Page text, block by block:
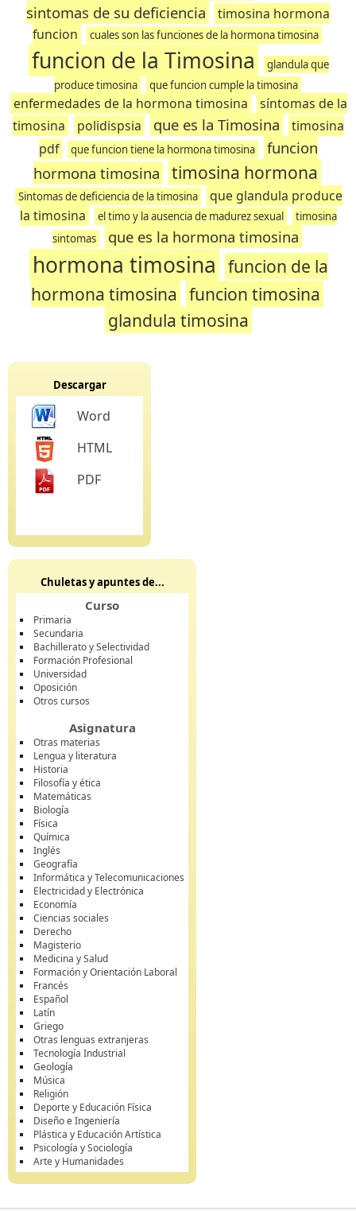
sintomas de su deficiencia
timosina hormona
funcion
cuales son las funciones de la hormona timosina
funcion de la Timosina
glandula que
produce timosina
que funcion cumple la timosina
enfermedades de la hormona timosina
síntomas de la
timosina
polidispsia que es la Timosina
timosina
pdf
que funcion tiene la hormona timosina
funcion
hormona timosina
timosina hormona
Sintomas de deficiencia de la timosina
que glandula produce
la timosina
el timo y la ausencia de madurez sexual
timosina
sintomas
que es la hormona timosina
hormona timosina funcion de la
hormona timosina funcion timosina
glandula timosina
Descargar
Word
HTML
PDF
Chuletas y apuntes de...
Curso
Primaria
Secundaria
Bachillerato y Selectividad
Formación Profesional
Universidad
Oposición
Otros cursos
Asignatura
Otras materias
Lengua y literatura
Historia
Filosofía y ética
Matemáticas
Biología
Física
Química
Inglés
Geografía
Informática y Telecomunicaciones
Electricidad y Electrónica
Economía
Ciencias sociales
Derecho
Magisterio
Medicina y Salud
Formación y Orientación Laboral
Francés
Español
Latín
Griego
Otras lenguas extranjeras
Tecnología Industrial
Geología
Música
Religión
Deporte y Educación Física
Diseño e Ingeniería
Plástica y Educación Artística
Psicología y Sociología
Arte y Humanidades